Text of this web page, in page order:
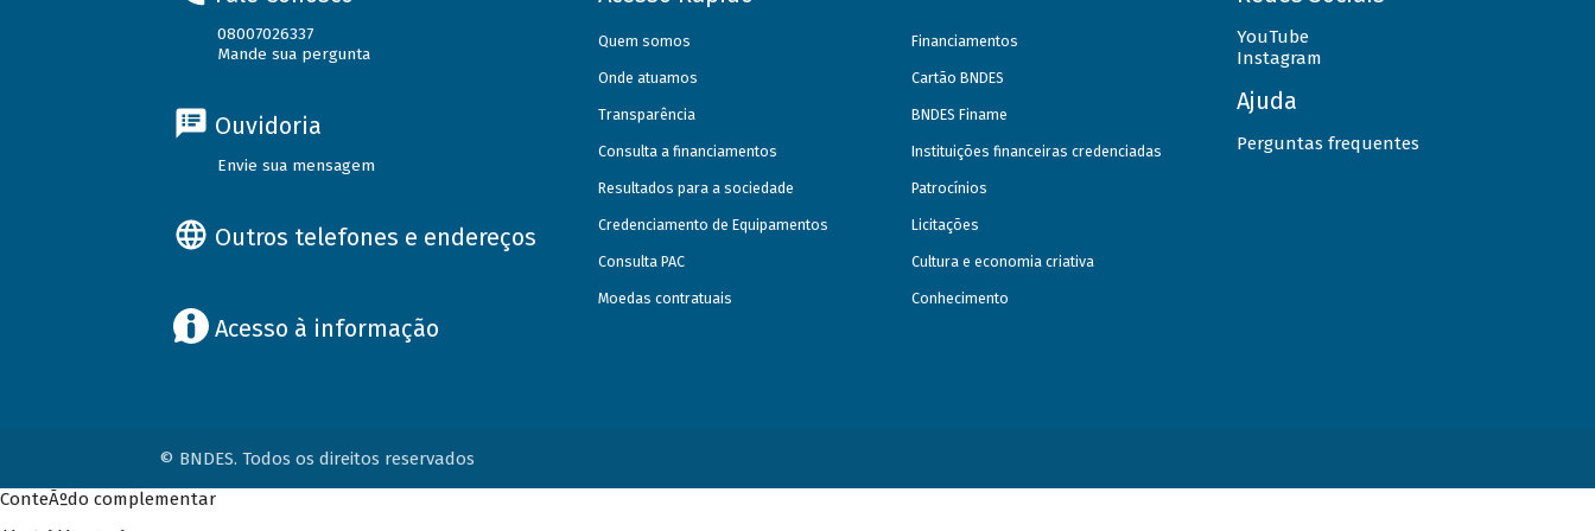
08007026337
Mande sua pergunta
Ouvidoria
Envie sua mensagem
Outros telefones e endereços
Acesso à informação
Quem somos
Onde atuamos
Transparência
Consulta a financiamentos
Resultados para a sociedade
Credenciamento de Equipamentos
Consulta PAC
Moedas contratuais
Financiamentos
Cartão BNDES
BNDES Finame
Instituições financeiras credenciadas
Patrocínios
Licitações
Cultura e economia criativa
Conhecimento
YouTube
Instagram
Ajuda
Perguntas frequentes
© BNDES. Todos os direitos reservados
ConteÃºdo complementar